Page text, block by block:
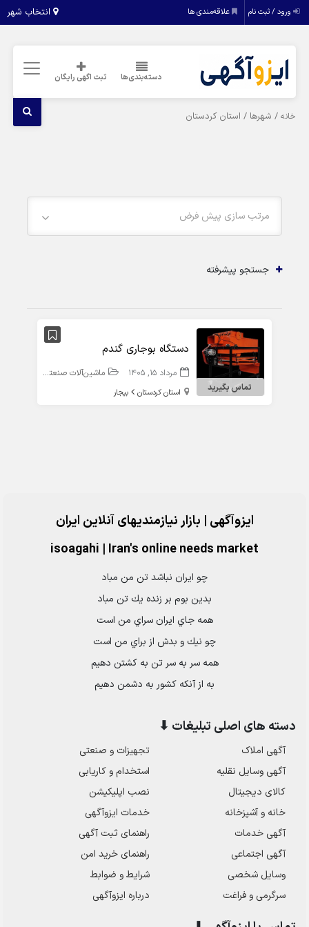
انتخاب شهر ورود / ثبت نام علاقه‌مندی ها
دسته‌بندی‌ها ثبت اگهی رایگان
خانه / شهرها / استان کردستان
مرتب سازی پیش فرض
جستجو پیشرفته
تماس بگیرید
دستگاه بوجاری گندم
مرداد 15, 1405 ماشین‌آلات صنعتی
استان کردستان بیجار
ایزوآگهی | بازار نیازمندیهای آنلاین ایران
isoagahi | Iran's online needs market
چو ايران نباشد تن من مباد
بدين بوم بر زنده يك تن مباد
همه جاي ايران سراي من است
چو نيك و بدش از براي من است
همه سر به سر تن به كشتن دهيم
به از آنكه كشور به دشمن دهيم
دسته های اصلی تبلیغات ⬇
آگهی املاک
آگهی وسایل نقلیه
کالای دیجیتال
خانه و آشپزخانه
آگهی خدمات
آگهی اجتماعی
وسایل شخصی
سرگرمی و فراغت
تجهیزات و صنعتی
استخدام و کاریابی
نصب اپلیکیشن
خدمات ایزوآگهی
راهنمای ثبت آگهی
راهنمای خرید امن
شرایط و ضوابط
درباره ایزوآگهی